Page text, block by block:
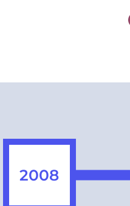
2008